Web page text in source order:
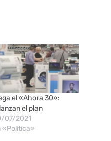
el «Ahora 30»:
el plan
07/2021
«Política»